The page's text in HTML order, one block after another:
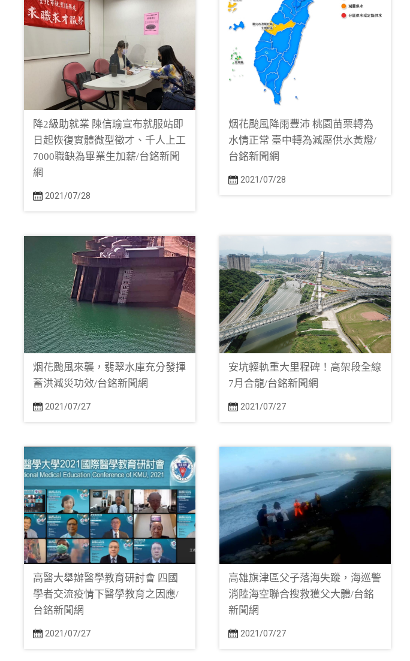
降2級助就業 陳信瑜宣布就服站即
日起恢復實體微型徵才、千人上工
7000職缺為畢業生加薪/台銘新聞
網
2021/07/28
烟花颱風降雨豐沛 桃園苗栗轉為
水情正常 臺中轉為減壓供水黃燈/
台銘新聞網
2021/07/28
烟花颱風來襲，翡翠水庫充分發揮
蓄洪減災功效/台銘新聞網
2021/07/27
安坑輕軌重大里程碑！高架段全線
7月合龍/台銘新聞網
2021/07/27
高醫大舉辦醫學教育研討會 四國
學者交流疫情下醫學教育之因應/
台銘新聞網
2021/07/27
高雄旗津區父子落海失蹤，海巡警
消陸海空聯合搜救獲父大體/台銘
新聞網
2021/07/27